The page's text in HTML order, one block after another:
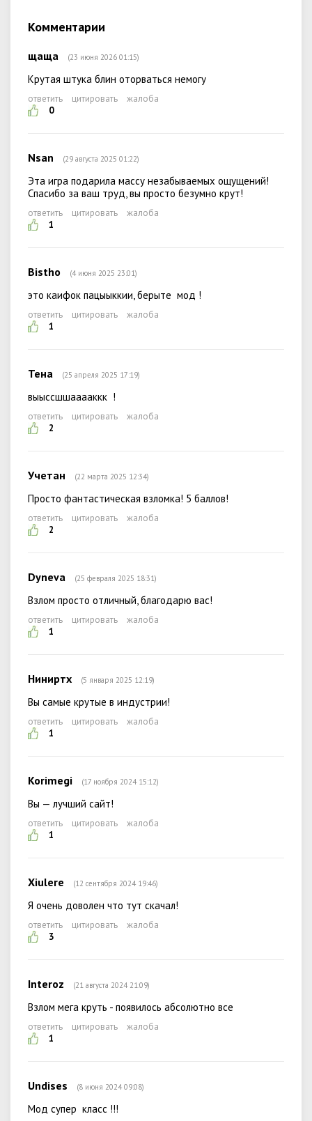
Комментарии
щаща (23 июня 2026 01:15)
Крутая штука блин оторваться немогу
ответить цитировать
жалоба
0
Nsan (29 августа 2025 01:22)
Эта игра подарила массу незабываемых ощущений!
Спасибо за ваш труд, вы просто безумно крут!
ответить цитировать
жалоба
1
Bistho (4 июня 2025 23:01)
это каифок пацыыккии, берыте мод !
ответить цитировать
жалоба
1
Тена (25 апреля 2025 17:19)
выыссшшааааккк !
ответить цитировать
жалоба
2
Учетан (22 марта 2025 12:34)
Просто фантастическая взломка! 5 баллов!
ответить цитировать
жалоба
2
Dyneva (25 февраля 2025 18:31)
Взлом просто отличный, благодарю вас!
ответить цитировать
жалоба
1
Ниниртх (5 января 2025 12:19)
Вы самые крутые в индустрии!
ответить цитировать
жалоба
1
Korimegi (17 ноября 2024 15:12)
Вы — лучший сайт!
ответить цитировать
жалоба
1
Xiulere (12 сентября 2024 19:46)
Я очень доволен что тут скачал!
ответить цитировать
жалоба
3
Interoz (21 августа 2024 21:09)
Взлом мега круть - появилось абсолютно все
ответить цитировать
жалоба
1
Undises (8 июня 2024 09:08)
Мод супер класс !!!